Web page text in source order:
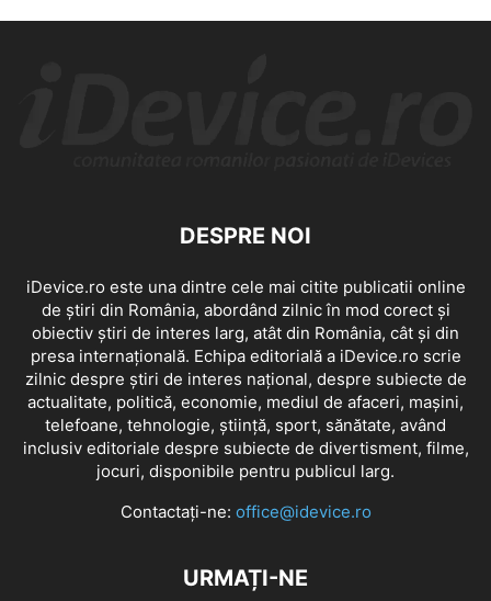
DESPRE NOI
iDevice.ro este una dintre cele mai citite publicatii online
de știri din România, abordând zilnic în mod corect și
obiectiv știri de interes larg, atât din România, cât și din
presa internațională. Echipa editorială a iDevice.ro scrie
zilnic despre știri de interes național, despre subiecte de
actualitate, politică, economie, mediul de afaceri, mașini,
telefoane, tehnologie, știință, sport, sănătate, având
inclusiv editoriale despre subiecte de divertisment, filme,
jocuri, disponibile pentru publicul larg.
Contactați-ne: office@idevice.ro
URMAȚI-NE